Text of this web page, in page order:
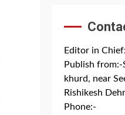
Editor in
Publish from:-
khurd, near
Rishikesh
Phone:-